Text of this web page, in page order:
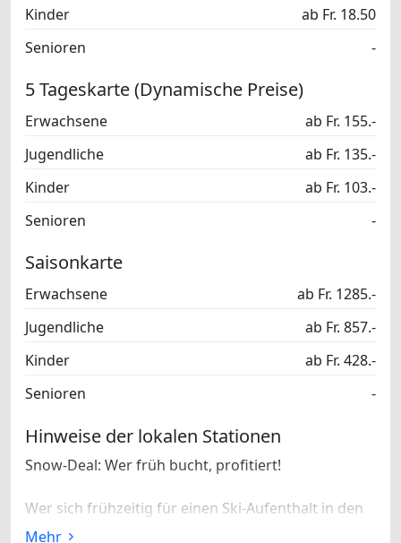
Kinder
ab Fr. 18.50
Senioren
-
5 Tageskarte (Dynamische Preise)
Erwachsene
ab Fr. 155.-
Jugendliche
ab Fr. 135.-
Kinder
ab Fr. 103.-
Senioren
-
Saisonkarte
Erwachsene
ab Fr. 1285.-
Jugendliche
ab Fr. 857.-
Kinder
ab Fr. 428.-
Senioren
-
Hinweise der lokalen Stationen
Snow-Deal: Wer früh bucht, profitiert!
Wer sich frühzeitig für einen Ski-Aufenthalt in den
Oberengadiner Bergen entscheidet, profitiert von
Mehr